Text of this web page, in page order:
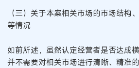
（三）关于本案相关市场的市场结构
等情况
如前所述，虽然认定经营者是否达成
并不需要对相关市场进行清晰、精准